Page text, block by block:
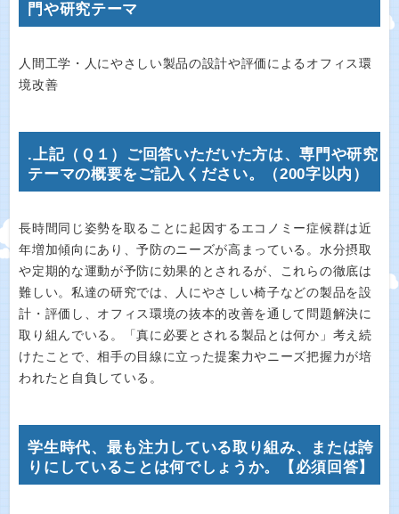
門や研究テーマ
人間工学・人にやさしい製品の設計や評価によるオフィス環
境改善
.上記（Ｑ１）ご回答いただいた方は、専門や研究
テーマの概要をご記入ください。（200字以内）
長時間同じ姿勢を取ることに起因するエコノミー症候群は近
年増加傾向にあり、予防のニーズが高まっている。水分摂取
や定期的な運動が予防に効果的とされるが、これらの徹底は
難しい。私達の研究では、人にやさしい椅子などの製品を設
計・評価し、オフィス環境の抜本的改善を通して問題解決に
取り組んでいる。「真に必要とされる製品とは何か」考え続
けたことで、相手の目線に立った提案力やニーズ把握力が培
われたと自負している。
学生時代、最も注力している取り組み、または誇
りにしていることは何でしょうか。【必須回答】